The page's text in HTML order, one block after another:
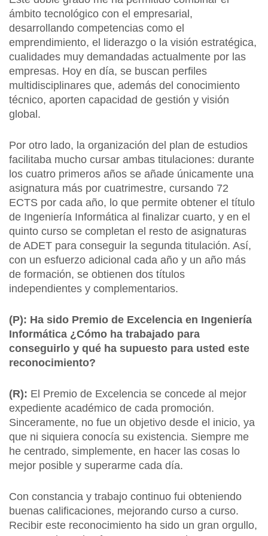
ámbito tecnológico con el empresarial,
desarrollando competencias como el
emprendimiento, el liderazgo o la visión estratégica,
cualidades muy demandadas actualmente por las
empresas. Hoy en día, se buscan perfiles
multidisciplinares que, además del conocimiento
técnico, aporten capacidad de gestión y visión
global.
Por otro lado, la organización del plan de estudios
facilitaba mucho cursar ambas titulaciones: durante
los cuatro primeros años se añade únicamente una
asignatura más por cuatrimestre, cursando 72
ECTS por cada año, lo que permite obtener el título
de Ingeniería Informática al finalizar cuarto, y en el
quinto curso se completan el resto de asignaturas
de ADET para conseguir la segunda titulación. Así,
con un esfuerzo adicional cada año y un año más
de formación, se obtienen dos títulos
independientes y complementarios.
(P): Ha sido Premio de Excelencia en Ingeniería
Informática ¿Cómo ha trabajado para
conseguirlo y qué ha supuesto para usted este
reconocimiento?
(R): El Premio de Excelencia se concede al mejor
expediente académico de cada promoción.
Sinceramente, no fue un objetivo desde el inicio, ya
que ni siquiera conocía su existencia. Siempre me
he centrado, simplemente, en hacer las cosas lo
mejor posible y superarme cada día.
Con constancia y trabajo continuo fui obteniendo
buenas calificaciones, mejorando curso a curso.
Recibir este reconocimiento ha sido un gran orgullo,